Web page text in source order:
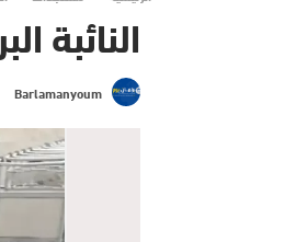
النائبة
Barlamanyoum